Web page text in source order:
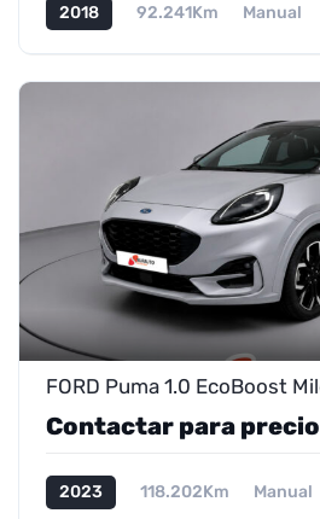
2018 92.241Km Manual
Contactar para precio
2023 118.202Km Manual